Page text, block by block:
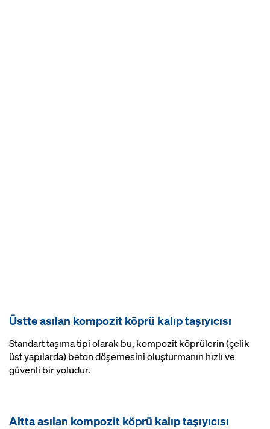
Üstte asılan kompozit köprü kalıp taşıyıcısı
Standart taşıma tipi olarak bu, kompozit köprülerin (çelik
üst yapılarda) beton döşemesini oluşturmanın hızlı ve
güvenli bir yoludur.
Altta asılan kompozit köprü kalıp taşıyıcısı